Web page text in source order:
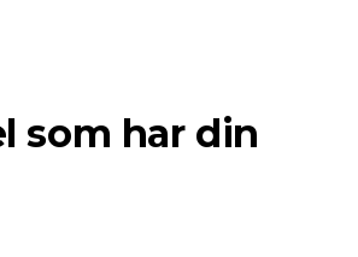
som har din